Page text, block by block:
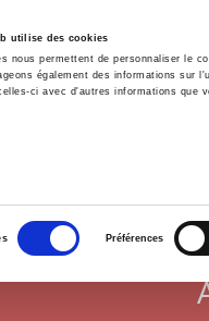
utilise des cookies
nous permettent de personnaliser le
également des informations sur
ci avec d'autres informations que
Préférences
Home